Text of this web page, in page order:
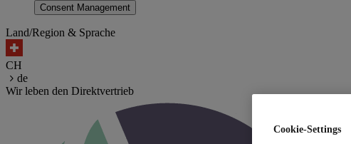
Consent Management
Land/Region & Sprache
CH
de
Wir leben den Direktvertrieb
Cookie-Settings